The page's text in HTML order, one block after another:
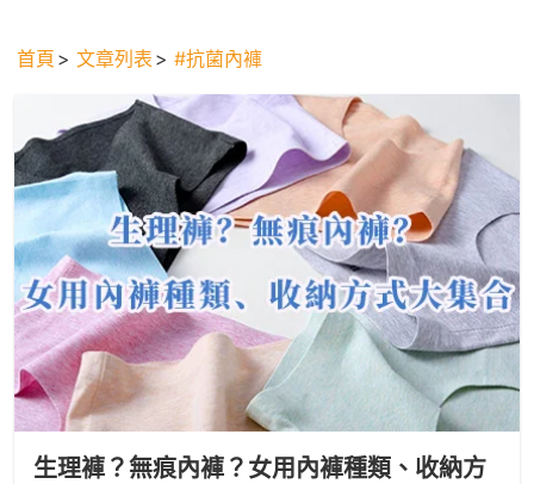
首頁 文章列表 #抗菌內褲
生理褲？無痕內褲？女用內褲種類、收納方